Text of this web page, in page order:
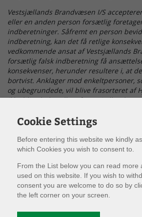
Vestsjællands Brandvæsen I/S
eller en anden person forsætlig
indberetninger. Såfremt en person
indberetning, kan det få retlige
vedkommende ansat af Vestsjællands
forsætlig falsk indberetning få
konsekvenser, herunder resultere i, at
bortvist. Anklager mod enkeltpersoner,
og ubegrundede, vil blive frasorteret af
ikke blive behandlet af Vestsjællands
Du kan indberette:
Økonomisk kriminalitet som
bedrageri og dokumentfalsk
offentlige myndigheder
Brud på arbejdssikkerheden
Miljøforurening
Cookie Settings
Before entering this website we kindly
which Cookies you wish to consent to.
From the List below you can read more
used on this website. If you wish to
consent you are welcome to do so by
the left corner on your screen.